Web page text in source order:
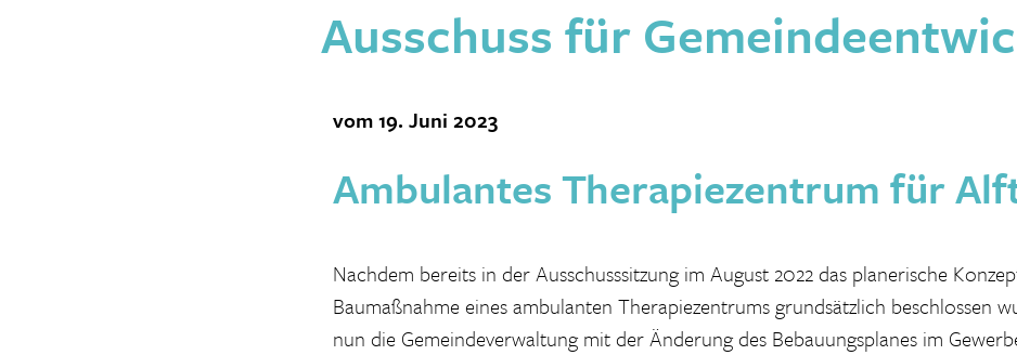
Ausschuss für
vom 19. Juni 2023
Ambulantes Therapiezentrum für
Nachdem bereits in der Ausschusssitzung im August 2022 das planerische
Baumaßnahme eines ambulanten Therapiezentrums grundsätzlich beschlossen
nun die Gemeindeverwaltung mit der Änderung des Bebauungsplanes im